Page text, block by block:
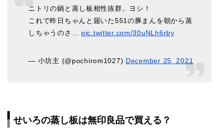
ニトリの鍋と蒸し板相性抜群。ヨシ！
これで昨日ちゃんと届いた551の豚まんを朝から蒸
しちゃうのさ… pic.twitter.com/30uNLh6rby
— 小坊主 (@pochirom1027) December 25, 2021
せいろの蒸し板は無印良品で買える？